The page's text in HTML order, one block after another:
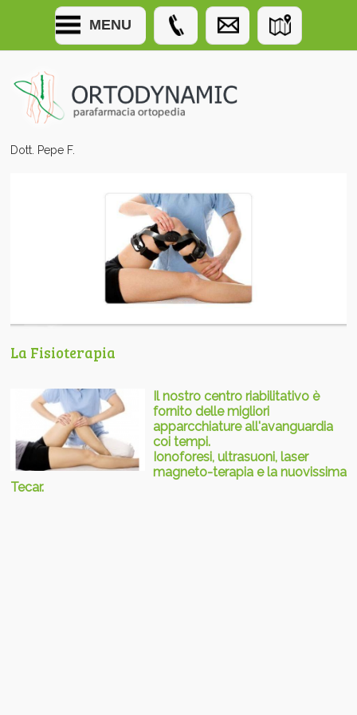
MENU
Dott. Pepe F.
La Fisioterapia
Il nostro centro riabilitativo è
fornito delle migliori
apparcchiature all'avanguardia
coi tempi.
Ionoforesi, ultrasuoni, laser
magneto-terapia e la nuovissima
Tecar.